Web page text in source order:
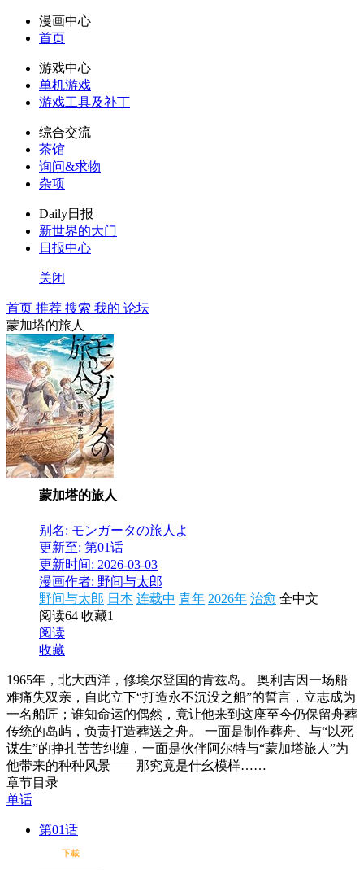
漫画中心
首页
游戏中心
单机游戏
游戏工具及补丁
综合交流
茶馆
询问&求物
杂项
Daily日报
新世界的大门
日报中心
关闭
首页 推荐 搜索 我的 论坛
蒙加塔的旅人
蒙加塔的旅人
别名: モンガータの旅人よ
更新至: 第01话
更新时间: 2026-03-03
漫画作者: 野间与太郎
野间与太郎 日本 连载中 青年 2026年 治愈 全中文
阅读64 收藏1
阅读
收藏
1965年，北大西洋，修埃尔登国的肯兹岛。 奥利吉因一场船
难痛失双亲，自此立下“打造永不沉没之船”的誓言，立志成为
一名船匠；谁知命运的偶然，竟让他来到这座至今仍保留舟葬
传统的岛屿，负责打造葬送之舟。 一面是制作葬舟、与“以死
谋生”的挣扎苦苦纠缠，一面是伙伴阿尔特与“蒙加塔旅人”为
他带来的种种风景——那究竟是什幺模样……
章节目录
单话
第01话
下載